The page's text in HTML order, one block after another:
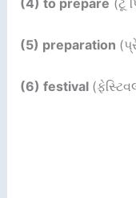
(4) to prepare (ટૂ
(5) preparation
(6) festival